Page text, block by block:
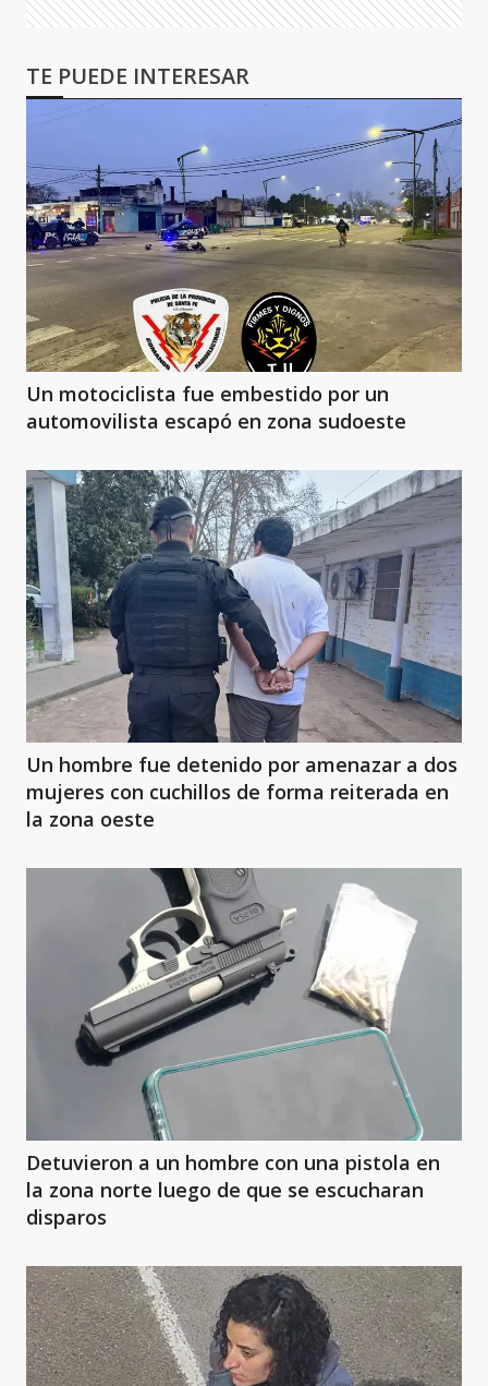
TE PUEDE INTERESAR
Un motociclista fue embestido por un
automovilista escapó en zona sudoeste
Un hombre fue detenido por amenazar a dos
mujeres con cuchillos de forma reiterada en
la zona oeste
Detuvieron a un hombre con una pistola en
la zona norte luego de que se escucharan
disparos